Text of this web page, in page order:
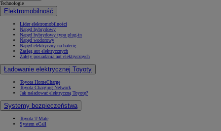
Technologie
Elektromobilność
Lider elektromobilności
Napęd hybrydowy
Napęd hybrydowy typu plug-in
Napęd wodorowy
Napęd elektryczny na baterię
Zasięg aut elektrycznych
Zalety posiadania aut elektrycznych
Ładowanie elektrycznej Toyoty
Toyota HomeCharge
Toyota Charging Network
Jak naładować elektryczną Toyotę?
Systemy bezpieczeństwa
Toyota T-Mate
System eCall